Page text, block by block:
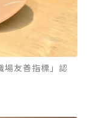
場友善指標」認